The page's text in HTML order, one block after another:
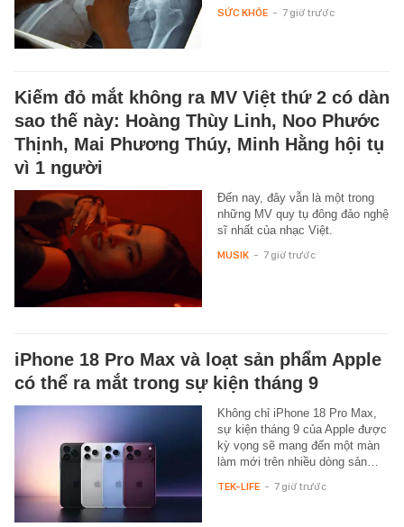
SỨC KHỎE - 7 giờ trước
Kiếm đỏ mắt không ra MV Việt thứ 2 có dàn
sao thế này: Hoàng Thùy Linh, Noo Phước
Thịnh, Mai Phương Thúy, Minh Hằng hội tụ
vì 1 người
Đến nay, đây vẫn là một trong
những MV quy tụ đông đảo nghệ
sĩ nhất của nhạc Việt.
MUSIK - 7 giờ trước
iPhone 18 Pro Max và loạt sản phẩm Apple
có thể ra mắt trong sự kiện tháng 9
Không chỉ iPhone 18 Pro Max,
sự kiện tháng 9 của Apple được
kỳ vọng sẽ mang đến một màn
làm mới trên nhiều dòng sản…
TEK-LIFE - 7 giờ trước